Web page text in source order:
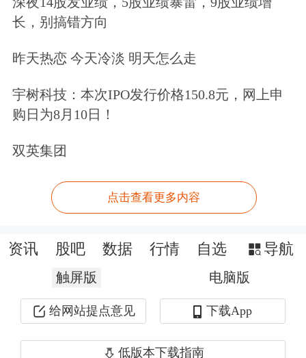
证，入库储备；第三，上市公司需要的
独董由全国独立董事协会统一派发，避
市公司统一缴纳到全国独立董事协会，
会委派的，独董背后有协会的全力支
约。”
新客立享多重专业炒股工具，助您高效
投资。福利领取>>
文章来源：证券日报网
长，别搞错方向
昨天热恋 今天冷淡 明天怎么走
宇树科技：本次IPO发行价格150.8元，网上申
购日为8月10日！
双英集团
点击查看更多内容
资讯 股吧 数据 行情 自选 导航
触屏版 电脑版
给网站提点意见 下载App
低版本下载指南